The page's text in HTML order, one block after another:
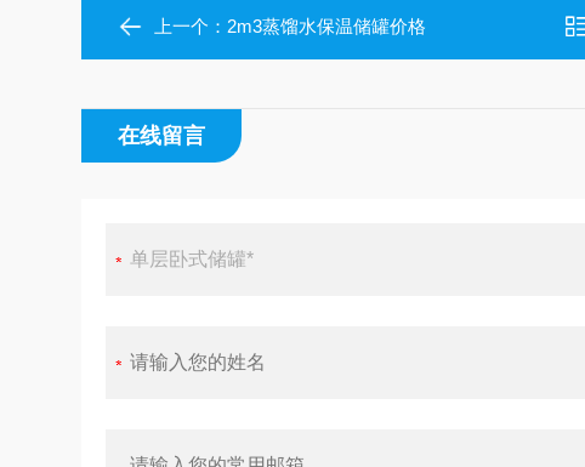
上一个： 2m3蒸馏水保温储罐价格
在线留言